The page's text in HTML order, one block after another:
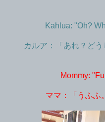
Kahlua: "Oh?
カルア：「あれ？どう
Mommy:
ママ：「うふふ